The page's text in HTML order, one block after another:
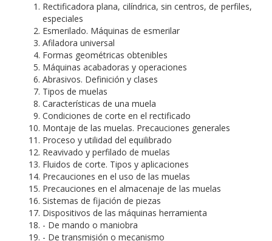
Rectificadora plana, cilíndrica, sin centros, de perfiles,
especiales
Esmerilado. Máquinas de esmerilar
Afiladora universal
Formas geométricas obtenibles
Máquinas acabadoras y operaciones
Abrasivos. Definición y clases
Tipos de muelas
Características de una muela
Condiciones de corte en el rectificado
Montaje de las muelas. Precauciones generales
Proceso y utilidad del equilibrado
Reavivado y perfilado de muelas
Fluidos de corte. Tipos y aplicaciones
Precauciones en el uso de las muelas
Precauciones en el almacenaje de las muelas
Sistemas de fijación de piezas
Dispositivos de las máquinas herramienta
- De mando o maniobra
- De transmisión o mecanismo